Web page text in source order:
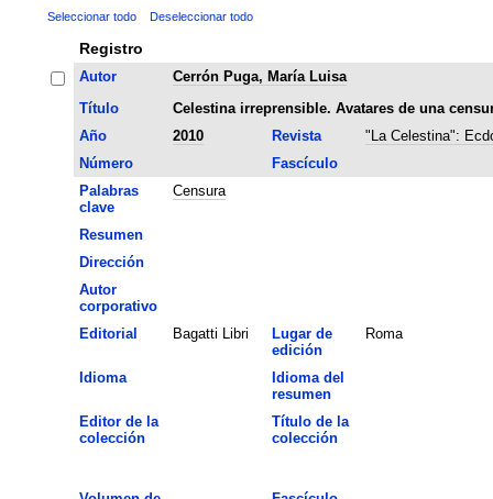
Seleccionar todo Deseleccionar todo
Registro
Autor
Cerrón Puga, María Luisa
Título
Celestina irreprensible. Avatares de una
Año
2010 Revista
"La Celestina":
Número
Fascículo
Palabras
clave
Censura
Resumen
Dirección
Autor
corporativo
Editorial
Bagatti Libri
Lugar de
edición
Roma
Idioma
Idioma del
resumen
Editor de la
colección
Título de la
colección